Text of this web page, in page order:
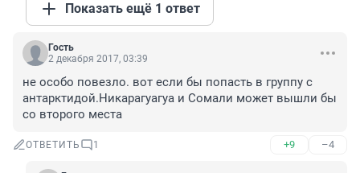
Показать ещё 1 ответ
Гость
2 декабря 2017, 03:39
не особо повезло. вот если бы попасть в группу с
антарктидой.Никарагуагуа и Сомали может вышли бы
со второго места
ОТВЕТИТЬ 1 +9 –4